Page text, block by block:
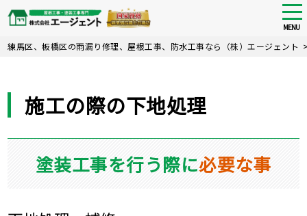
Skip
MENU
練馬区、板橋区の雨漏り修理、屋根工事、防水工事なら（株）エージェント
施工の際の下地処理
塗装工事を行う際に必要な事